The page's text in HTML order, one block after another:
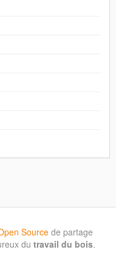
Sourcede partage
du travail du bois.